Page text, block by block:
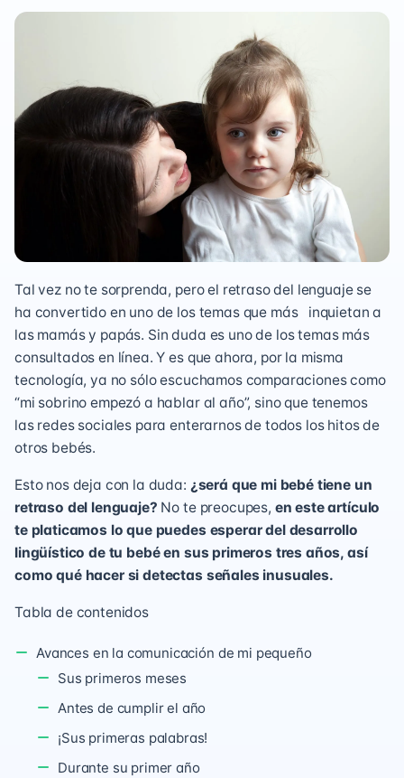
Tal vez no te sorprenda, pero el retraso del lenguaje se
ha convertido en uno de los temas que más inquietan a
las mamás y papás. Sin duda es uno de los temas más
consultados en línea. Y es que ahora, por la misma
tecnología, ya no sólo escuchamos comparaciones como
“mi sobrino empezó a hablar al año”, sino que tenemos
las redes sociales para enterarnos de todos los hitos de
otros bebés.
Esto nos deja con la duda: ¿será que mi bebé tiene un
retraso del lenguaje? No te preocupes, en este artículo
te platicamos lo que puedes esperar del desarrollo
lingüístico de tu bebé en sus primeros tres años, así
como qué hacer si detectas señales inusuales.
Tabla de contenidos
Avances en la comunicación de mi pequeño
Sus primeros meses
Antes de cumplir el año
¡Sus primeras palabras!
Durante su primer año